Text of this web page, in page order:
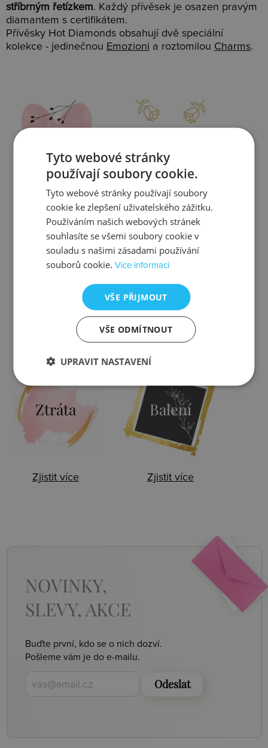
stříbrným řetízkem. Každý přívěsek je osazen pravým
diamantem s certifikátem.
Přívěsky Hot Diamonds obsahují dvě speciální
kolekce - jedinečnou Emozioni a roztomilou Charms.
Slevy
Zjistit více
Doprava
Zjistit více
Kontrola
Zjistit více
Výměna
Zjistit více
Ztráta
Zjistit více
Balení
Zjistit více
NOVINKY,
SLEVY, AKCE
Buďte první, kdo se o nich dozví.
Pošleme vám je do e-mailu.
Odeslat
Tyto webové stránky
používají soubory cookie.
Tyto webové stránky používají soubory
cookie ke zlepšení uživatelského zážitku.
Používáním našich webových stránek
souhlasíte se všemi soubory cookie v
souladu s našimi zásadami používání
souborů cookie.Více informací
VŠE PŘIJMOUT
VŠE ODMÍTNOUT
UPRAVIT NASTAVENÍ